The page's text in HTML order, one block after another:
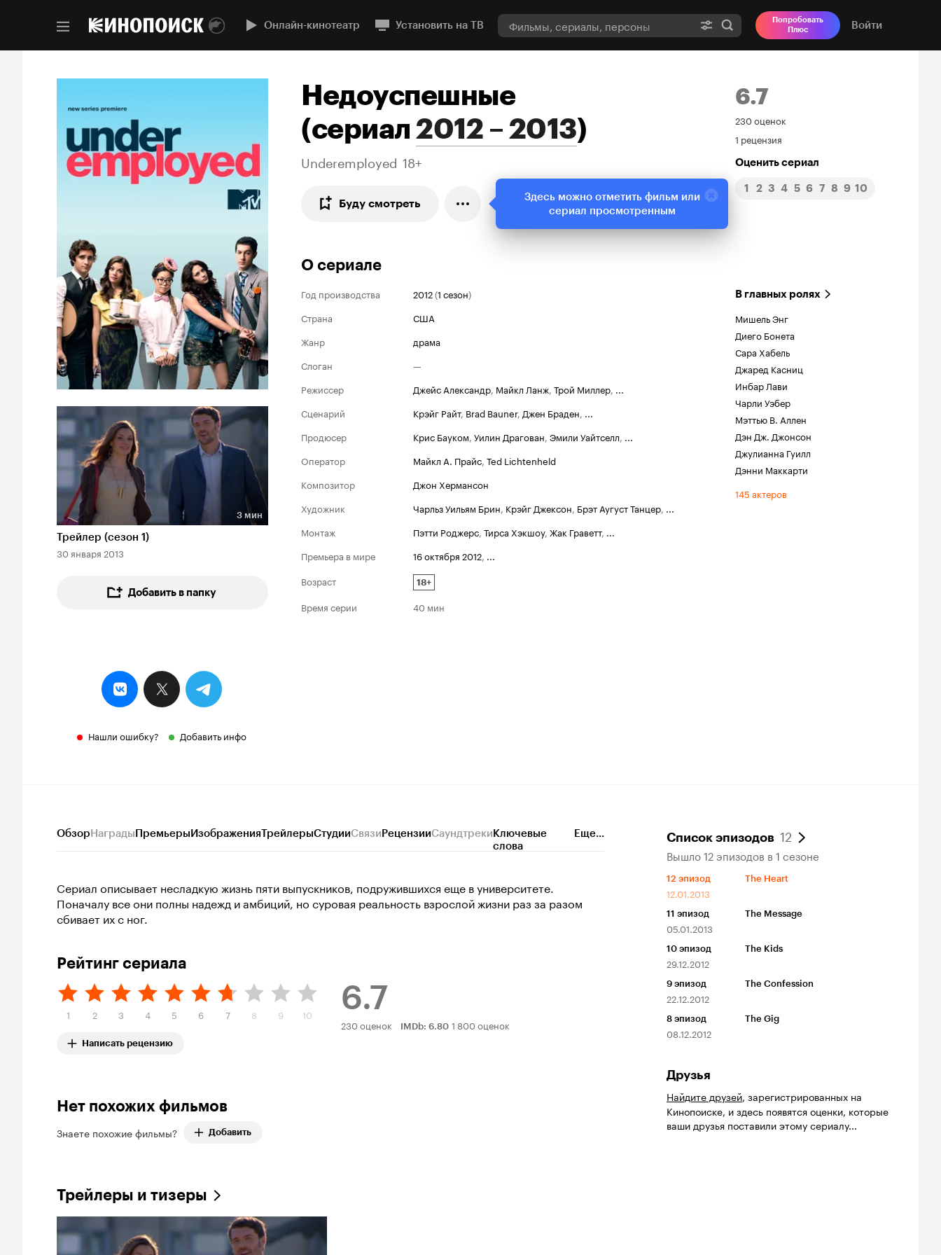
Онлайн-кинотеатр Установить на ТВ
Попробовать
Плюс
Войти
Длительность 3 мин
3 мин
Трейлер (сезон 1)
30 января 2013
Добавить в папку
Нашли ошибку? Добавить инфо
Недоуспешные
(сериал2012 – 2013)
Underemployed 18+
Буду смотреть
6.7
Рейтинг
Кинопоиска
6.7
230 оценок
1 рецензия
Оценить сериал
1 2 3 4 5 6 7 8 9 10
О сериале
Год производства 2012(1 сезон)
Страна
США
Жанр
драма
Слоган
—
Режиссер
Джейс Александр, Майкл Ланж, Трой Миллер, ...
Сценарий
Крэйг Райт, Brad Bauner, Джен Браден, ...
Продюсер
Крис Бауком, Уилин Драгован, Эмили Уайтселл, ...
Оператор
Майкл А. Прайс, Ted Lichtenheld
Композитор
Джон Хермансон
Художник
Чарльз Уильям Брин, Крэйг Джексон, Брэт Аугуст Танцер, ...
Монтаж
Пэтти Роджерс, Тирса Хэкшоу, Жак Граветт, ...
Премьера в мире
16 октября 2012, ...
Возраст
18+
Время серии 40 мин
В главных ролях
Мишель Энг
Диего Бонета
Сара Хабель
Джаред Касниц
Инбар Лави
Чарли Уэбер
Мэттью В. Аллен
Дэн Дж. Джонсон
Джулианна Гуилл
Дэнни Маккарти
145 актеров
ОбзорНаградыПремьерыИзображенияТрейлерыСтудииСвязиРецензииСаундтрекиКлючевые
слова
Еще...
Сериал описывает несладкую жизнь пяти выпускников, подружившихся еще в университете.
Поначалу все они полны надежд и амбиций, но суровая реальность взрослой жизни раз за разом
сбивает их с ног.
Рейтинг сериала
1 2 3 4 5 6 7 8 9 10
Написать рецензию
6.7
Рейтинг
230 оценок IMDb: 6.80 1 800 оценок
Нет похожих фильмов
Знаете похожие фильмы? Добавить
Трейлеры и тизеры
Список эпизодов 12
Вышло 12 эпизодов в 1 сезоне
12 эпизод
12.01.2013
The Heart
11 эпизод
05.01.2013
The Message
10 эпизод
29.12.2012
The Kids
9 эпизод
22.12.2012
The Confession
8 эпизод
08.12.2012
The Gig
Друзья
Найдите друзей, зарегистрированных на
Кинопоиске, и здесь появятся оценки, которые
ваши друзья поставили этому сериалу...
Здесь можно отметить фильм или
сериал просмотренным